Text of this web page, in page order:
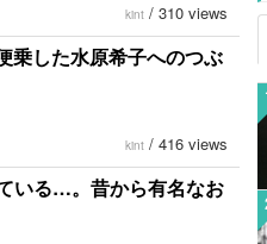
kint / 310 views
乗した水原希子へのつぶ
kint / 416 views
いる…。昔から有名なお